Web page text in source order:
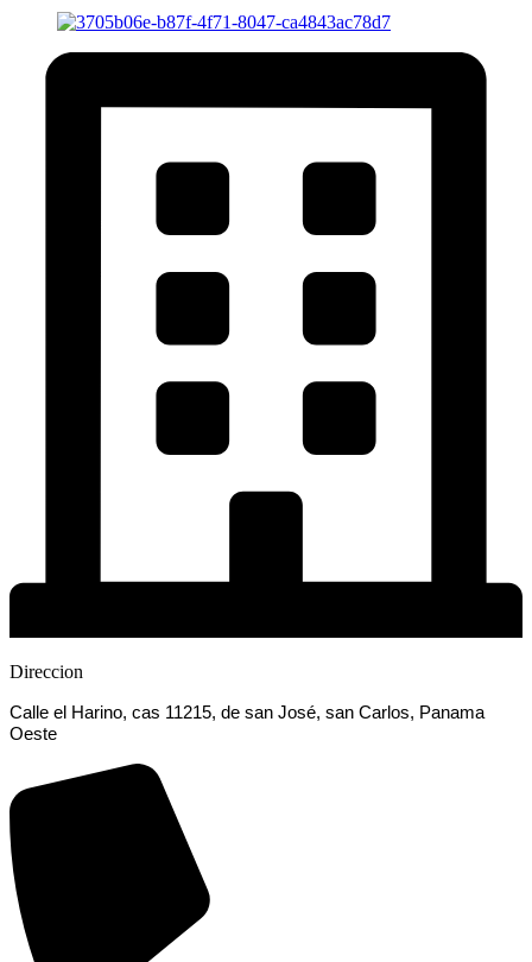
Direccion
Calle el Harino, cas 11215, de san José, san Carlos, Panama
Oeste